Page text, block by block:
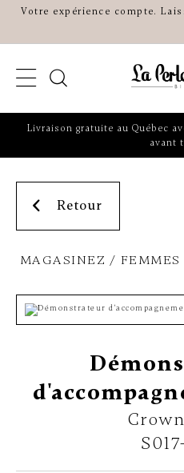
Votre expérience compte.
Livraison gratuite au Québec
avant
Retour
MAGASINEZ FEMMES